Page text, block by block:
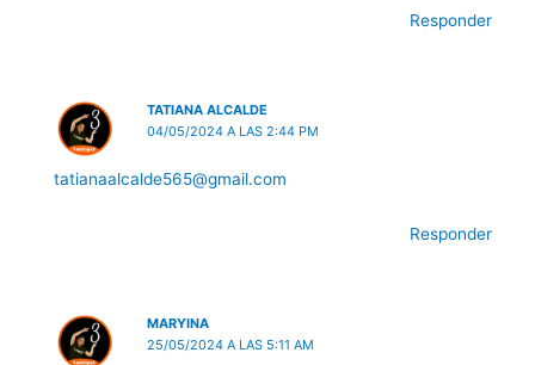
Responder
TATIANA ALCALDE
04/05/2024 A LAS 2:44 PM
tatianaalcalde565@gmail.com
Responder
MARYINA
25/05/2024 A LAS 5:11 AM